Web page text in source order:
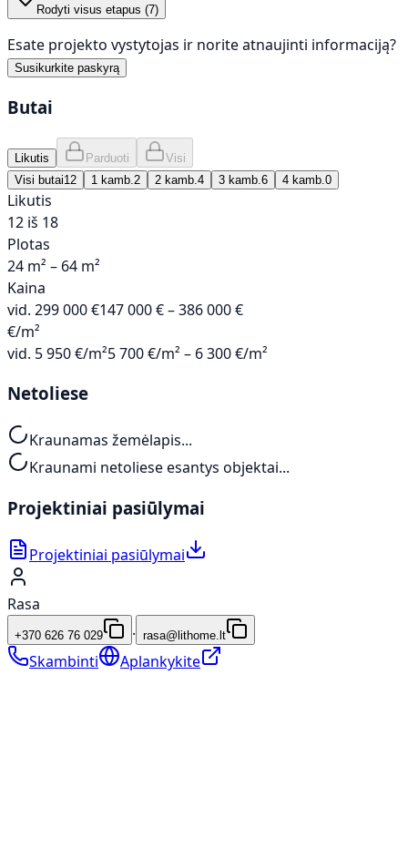
Rodyti visus etapus (7)
Esate projekto vystytojas ir norite atnaujinti informaciją?
Susikurkite paskyrą
Butai
Likutis Parduoti
Visi
Visi butai12 1 kamb. 2 2 kamb. 4 3 kamb. 6 4 kamb. 0
Likutis
12 iš 18
Plotas
24 m² – 64 m²
Kaina
vid. 299 000 €147 000 € – 386 000 €
€/m²
vid. 5 950 €/m²5 700 €/m² – 6 300 €/m²
Netoliese
Kraunamas žemėlapis...
Kraunami netoliese esantys objektai...
Projektiniai pasiūlymai
Projektiniai pasiūlymai
Rasa
+370 626 76 029 · rasa@lithome.lt
Skambinti Aplankykite